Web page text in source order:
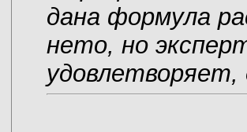
дана формула
нето, но
удовлетворяет,